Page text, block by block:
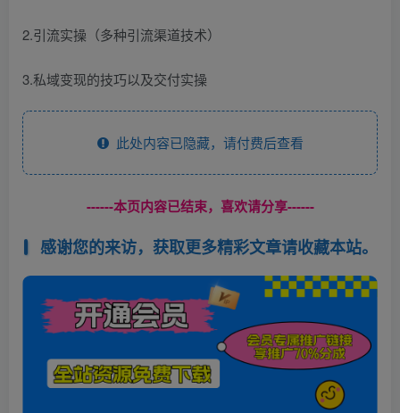
2.引流实操（多种引流渠道技术）
3.私域变现的技巧以及交付实操
此处内容已隐藏，请付费后查看
------本页内容已结束，喜欢请分享------
感谢您的来访，获取更多精彩文章请收藏本站。